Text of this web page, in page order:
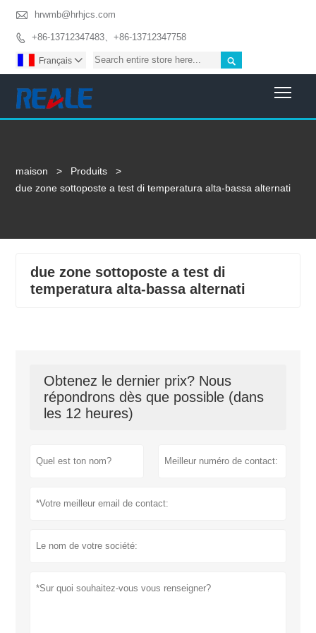
 hrwmb@hrhjcs.com
 +86-13712347483、+86-13712347758

Français 
maison > Produits
>
due zone sottoposte a test di temperatura alta-bassa alternati
due zone sottoposte a test di
temperatura alta-bassa alternati
Obtenez le dernier prix? Nous
répondrons dès que possible (dans
les 12 heures)